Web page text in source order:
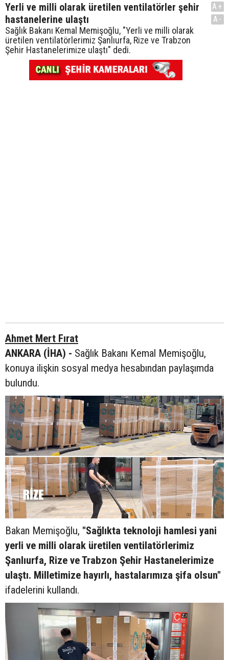
Yerli ve milli olarak üretilen ventilatörler şehir
hastanelerine ulaştı
Sağlık Bakanı Kemal Memişoğlu, "Yerli ve milli olarak
üretilen ventilatörlerimiz Şanlıurfa, Rize ve Trabzon
Şehir Hastanelerimize ulaştı" dedi.
A+
A-
Ahmet Mert Fırat
ANKARA (İHA) - Sağlık Bakanı Kemal Memişoğlu,
konuya ilişkin sosyal medya hesabından paylaşımda
bulundu.
Bakan Memişoğlu, "Sağlıkta teknoloji hamlesi yani
yerli ve milli olarak üretilen ventilatörlerimiz
Şanlıurfa, Rize ve Trabzon Şehir Hastanelerimize
ulaştı. Milletimize hayırlı, hastalarımıza şifa olsun"
ifadelerini kullandı.